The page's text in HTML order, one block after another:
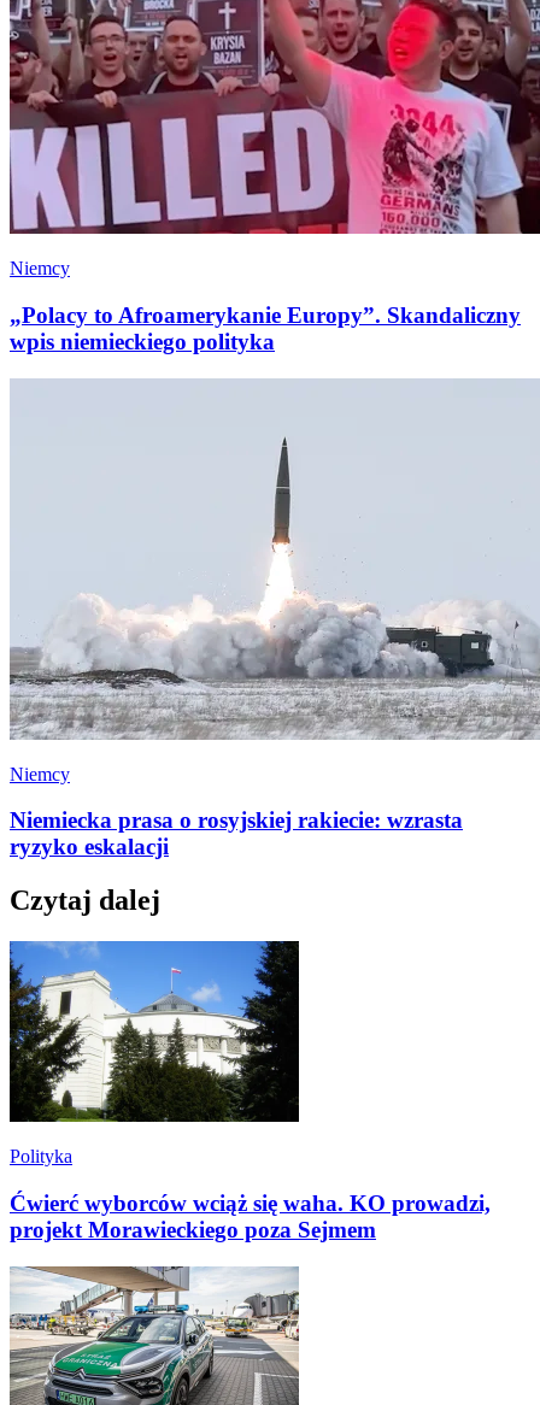
Niemcy
„Polacy to Afroamerykanie Europy”. Skandaliczny
wpis niemieckiego polityka
Niemcy
Niemiecka prasa o rosyjskiej rakiecie: wzrasta
ryzyko eskalacji
Czytaj dalej
Polityka
Ćwierć wyborców wciąż się waha. KO prowadzi,
projekt Morawieckiego poza Sejmem